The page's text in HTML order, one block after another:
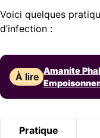
Voici quelques
d’infection :
À lire
Amanite
Pratique